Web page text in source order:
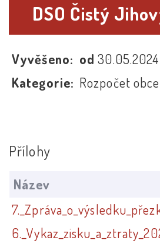
DSO Čistý
Vyvěšeno: od30.05.2024
Kategorie: Rozpočet obce
Přílohy
Název